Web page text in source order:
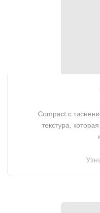
Compact c
текстура,